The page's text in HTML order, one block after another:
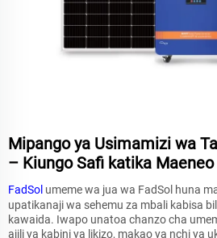
Mipango ya Usimamizi wa
– Kiungo Safi katika
FadSol umeme wa jua wa FadSol huna
upatikanaji wa sehemu za mbali kabisa
kawaida. Iwapo unatoa chanzo cha
ajili ya kabini ya likizo, makao ya nchi ya